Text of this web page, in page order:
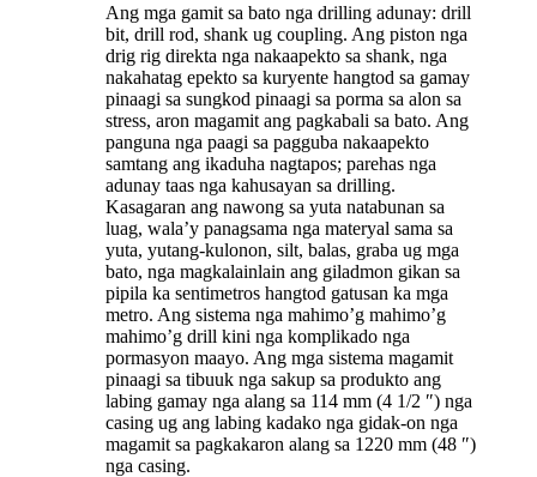
Ang mga gamit sa bato nga drilling adunay: drill
bit, drill rod, shank ug coupling. Ang piston nga
drig rig direkta nga nakaapekto sa shank, nga
nakahatag epekto sa kuryente hangtod sa gamay
pinaagi sa sungkod pinaagi sa porma sa alon sa
stress, aron magamit ang pagkabali sa bato. Ang
panguna nga paagi sa pagguba nakaapekto
samtang ang ikaduha nagtapos; parehas nga
adunay taas nga kahusayan sa drilling.
Kasagaran ang nawong sa yuta natabunan sa
luag, wala’y panagsama nga materyal sama sa
yuta, yutang-kulonon, silt, balas, graba ug mga
bato, nga magkalainlain ang giladmon gikan sa
pipila ka sentimetros hangtod gatusan ka mga
metro. Ang sistema nga mahimo’g mahimo’g
mahimo’g drill kini nga komplikado nga
pormasyon maayo. Ang mga sistema magamit
pinaagi sa tibuuk nga sakup sa produkto ang
labing gamay nga alang sa 114 mm (4 1/2 ″) nga
casing ug ang labing kadako nga gidak-on nga
magamit sa pagkakaron alang sa 1220 mm (48 ″)
nga casing.